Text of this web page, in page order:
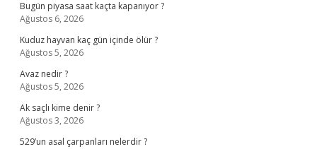
Bugün piyasa saat kaçta kapanıyor ?
Ağustos 6, 2026
Kuduz hayvan kaç gün içinde ölür ?
Ağustos 5, 2026
Avaz nedir ?
Ağustos 5, 2026
Ak saçlı kime denir ?
Ağustos 3, 2026
529’un asal çarpanları nelerdir ?